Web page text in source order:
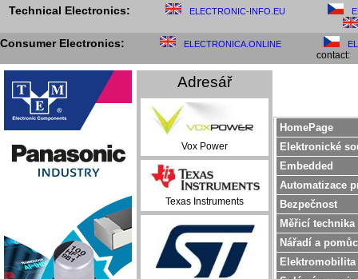
Technical Electronics: ELECTRONIC-INFO.EU
Consumer Electronics: ELECTRONICA.ONLINE
contact:
Adresář
Vox Power
Texas Instruments
HomePage
Elektronické
Embedded
Automatizace
Bezpečnost
Měřicí technika
Nářadí a
Elektromobilita